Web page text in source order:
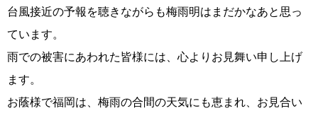
台風接近の予報を聴きながらも梅雨明はまだかなあと思っ
ています。
雨での被害にあわれた皆様には、心よりお見舞い申し上げ
ます。
お蔭様で福岡は、梅雨の合間の天気にも恵まれ、お見合い